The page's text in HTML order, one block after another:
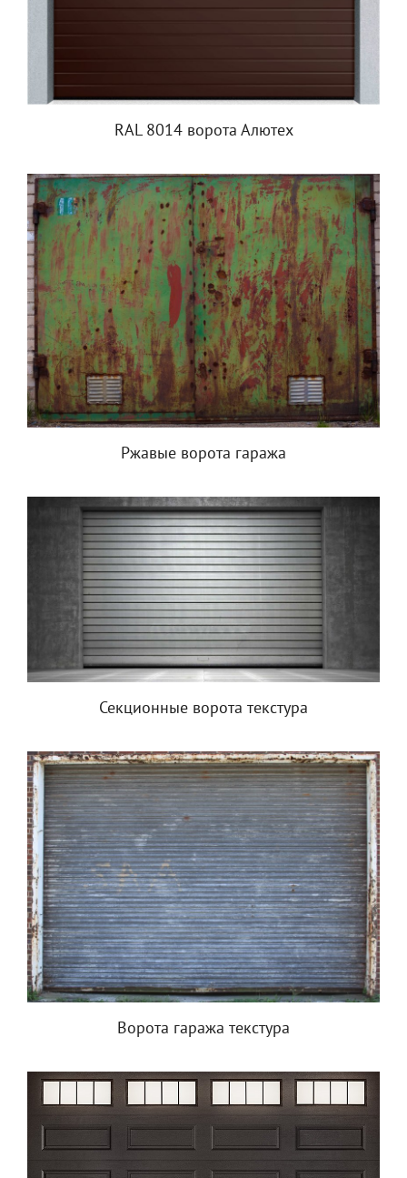
RAL 8014 ворота Алютех
Ржавые ворота гаража
Секционные ворота текстура
Ворота гаража текстура